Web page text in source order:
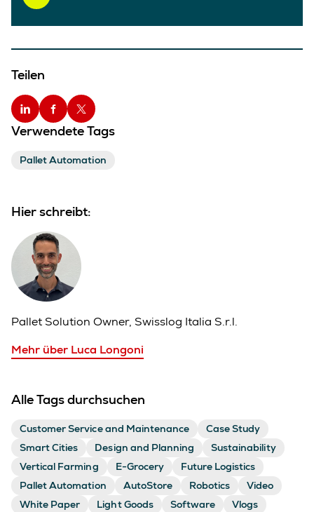
Teilen
Verwendete Tags
Pallet Automation
Hier schreibt:
Pallet Solution Owner, Swisslog Italia S.r.l.
Mehr über Luca Longoni
Alle Tags durchsuchen
Customer Service and Maintenance
Case Study
Smart Cities
Design and Planning
Sustainability
Vertical Farming
E-Grocery
Future Logistics
Pallet Automation
AutoStore Robotics
Video
White Paper
Light Goods Software
Vlogs